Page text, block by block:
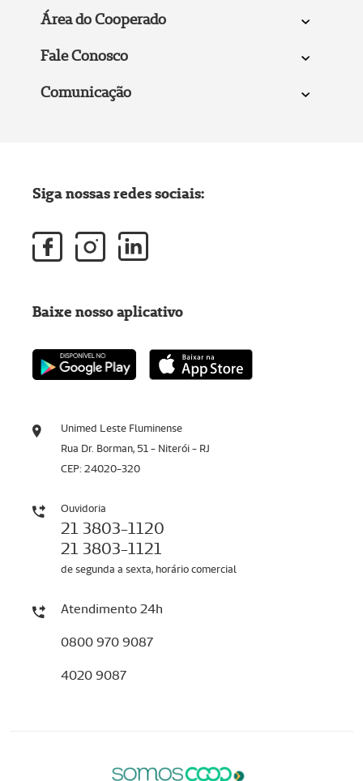
Área do Cooperado
Fale Conosco
Comunicação
Unimed Leste Fluminense
Rua Dr. Borman, 51 - Niterói - RJ
CEP: 24020-320
Ouvidoria
21 3803-1120
21 3803-1121
de segunda a sexta, horário comercial
Atendimento 24h
0800 970 9087
4020 9087
Siga nossas redes sociais:
Baixe nosso aplicativo